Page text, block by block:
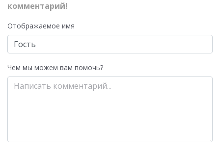
комментарий!
Отображаемое имя
Чем мы можем вам помочь?